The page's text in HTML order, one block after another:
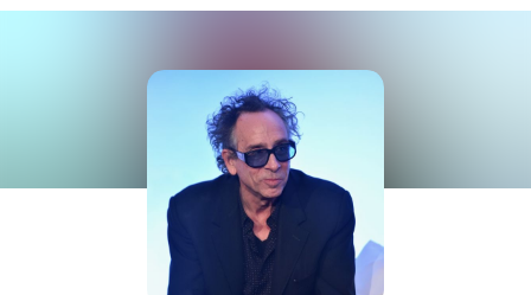
Filme & Serien
Lifestyle
Familie & Liebe
Promiflash Exklusiv